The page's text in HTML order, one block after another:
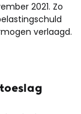
2021. Zo
verlaagd.